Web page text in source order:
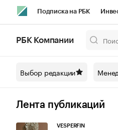
Подписка на РБК
Спецпроекты СПб
Технологии и медиа
РБК Компании
Выбор редакции
Лента публикаций
VESPERFIN